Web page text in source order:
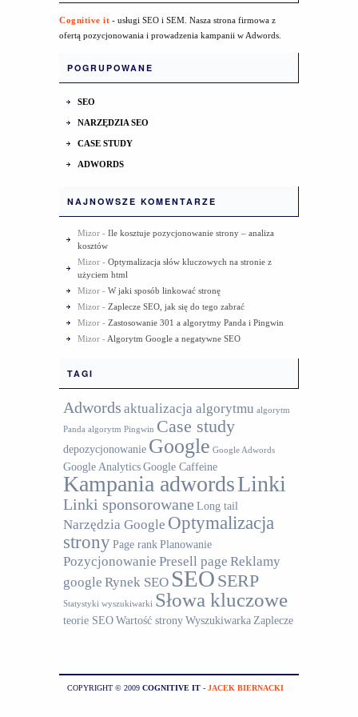
Cognitive it - usługi SEO i SEM. Nasza strona firmowa z
ofertą pozycjonowania i prowadzenia kampanii w Adwords.
POGRUPOWANE
SEO
NARZĘDZIA SEO
CASE STUDY
ADWORDS
NAJNOWSZE KOMENTARZE
Mizor - Ile kosztuje pozycjonowanie strony – analiza
kosztów
Mizor - Optymalizacja słów kluczowych na stronie z
użyciem html
Mizor - W jaki sposób linkować stronę
Mizor - Zaplecze SEO, jak się do tego zabrać
Mizor - Zastosowanie 301 a algorytmy Panda i Pingwin
Mizor - Algorytm Google a negatywne SEO
TAGI
Adwords aktualizacja algorytmu algorytm
Panda algorytm Pingwin Case study
depozycjonowanie Google Google Adwords
Google AnalyticsGoogle Caffeine
Kampania adwordsLinki
Linki sponsorowane Long tail
Narzędzia Google Optymalizacja
stronyPage rankPlanowanie
Pozycjonowanie Presell page Reklamy
google Rynek SEO SEO SERP
Statystyki wyszukiwarki Słowa kluczowe
teorie SEOWartość stronyWyszukiwarka Zaplecze
COPYRIGHT © 2009 COGNITIVE IT - JACEK BIERNACKI